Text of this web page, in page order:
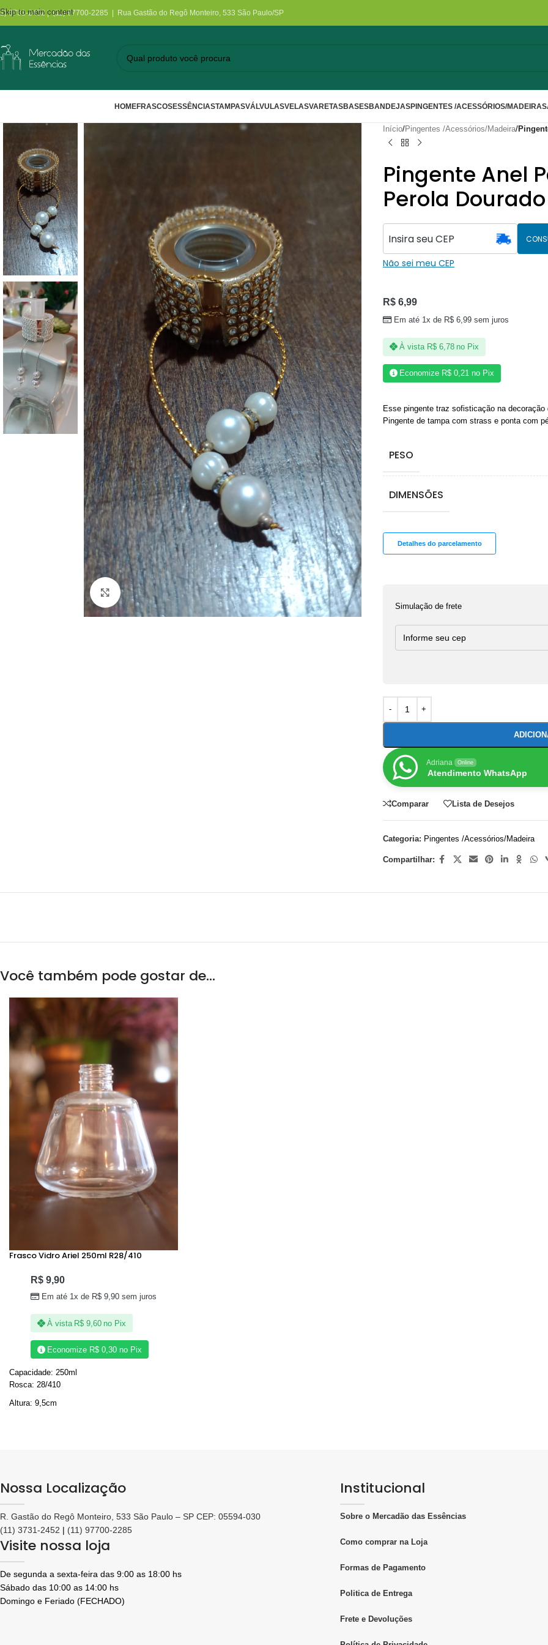
Skip to main content
3731-2452 | (11) 97700-2285 | Rua Gastão do Regô Monteiro, 533 São Paulo/SP
HOMEFRASCOSESSÊNCIASTAMPASVÁLVULASVELASVARETASBASESBANDEJASPINGENTES /ACESSÓRIOS/MADEIRA
Clique para ampliar
Início/Pingentes /Acessórios/Madeira/
Pingente Anel
Perola Dourado
Não sei meu CEP
R$6,99
Em até 1x de R$ 6,99 sem juros
À vista R$6,78 no Pix
Economize R$ 0,21 no Pix
Esse pingente traz sofisticação na
Pingente de tampa com strass e ponta com
PESO
DIMENSÕES
Detalhes do parcelamento
Simulação de frete
Adriana Online
Atendimento WhatsApp
Comparar Lista de Desejos
Categoria: Pingentes /Acessórios/Madeira
Compartilhar:
Você também pode gostar de…
Frasco Vidro Ariel 250ml R28/410
R$9,90
Em até 1x de R$9,90sem juros
À vista R$ 9,60 no Pix
Economize R$0,30no Pix
Capacidade: 250ml
Rosca: 28/410
Altura: 9,5cm
Nossa Localização
R. Gastão do Regô Monteiro, 533 São Paulo – SP CEP: 05594-030
(11) 3731-2452 | (11) 97700-2285
Visite nossa loja
De segunda a sexta-feira das 9:00 as 18:00 hs
Sábado das 10:00 as 14:00 hs
Domingo e Feriado (FECHADO)
Institucional
Sobre o Mercadão das Essências
Como comprar na Loja
Formas de Pagamento
Politica de Entrega
Frete e Devoluções